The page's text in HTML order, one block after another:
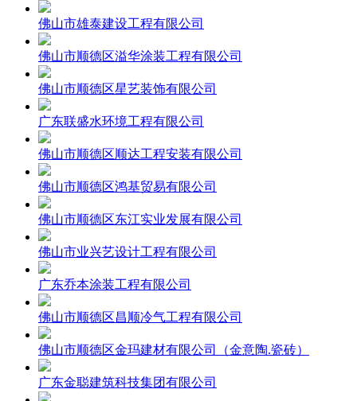
佛山市雄泰建设工程有限公司
佛山市顺德区溢华涂装工程有限公司
佛山市顺德区星艺装饰有限公司
广东联盛水环境工程有限公司
佛山市顺德区顺达工程安装有限公司
佛山市顺德区鸿基贸易有限公司
佛山市顺德区东江实业发展有限公司
佛山市业兴艺设计工程有限公司
广东乔本涂装工程有限公司
佛山市顺德区昌顺冷气工程有限公司
佛山市顺德区金玛建材有限公司（金意陶.瓷砖）
广东金聪建筑科技集团有限公司